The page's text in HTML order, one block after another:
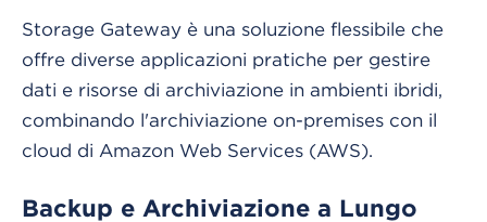
Storage Gateway è una soluzione flessibile che
offre diverse applicazioni pratiche per gestire
dati e risorse di archiviazione in ambienti ibridi,
combinando l'archiviazione on-premises con il
cloud di Amazon Web Services (AWS).
Backup e Archiviazione a Lungo